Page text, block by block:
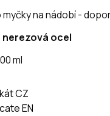
myčky na nádobí -
nerezová ocel
ml
CZ
EN